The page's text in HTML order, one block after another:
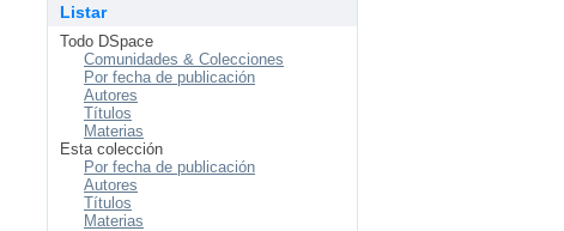
Listar
Todo DSpace
Comunidades & Colecciones
Por fecha de publicación
Autores
Títulos
Materias
Esta colección
Por fecha de publicación
Autores
Títulos
Materias